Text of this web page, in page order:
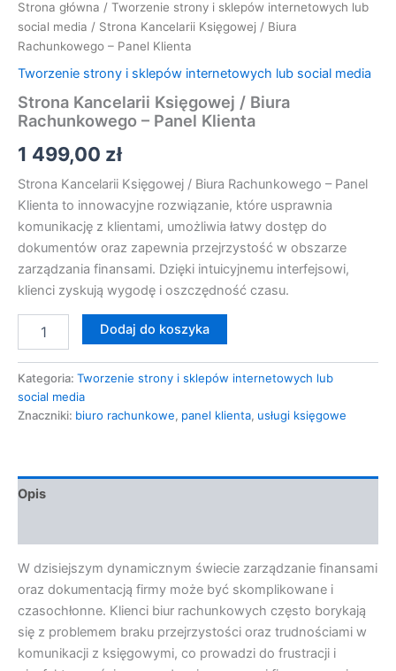
Strona główna / Tworzenie strony i sklepów internetowych lub
social media / Strona Kancelarii Księgowej / Biura
Rachunkowego – Panel Klienta
Tworzenie strony i sklepów internetowych lub social media
Strona Kancelarii Księgowej / Biura
Rachunkowego – Panel Klienta
1 499,00 zł
Strona Kancelarii Księgowej / Biura Rachunkowego – Panel
Klienta to innowacyjne rozwiązanie, które usprawnia
komunikację z klientami, umożliwia łatwy dostęp do
dokumentów oraz zapewnia przejrzystość w obszarze
zarządzania finansami. Dzięki intuicyjnemu interfejsowi,
klienci zyskują wygodę i oszczędność czasu.
Dodaj do koszyka
Kategoria: Tworzenie strony i sklepów internetowych lub
social media
Znaczniki: biuro rachunkowe, panel klienta, usługi księgowe
Opis
W dzisiejszym dynamicznym świecie zarządzanie finansami
oraz dokumentacją firmy może być skomplikowane i
czasochłonne. Klienci biur rachunkowych często borykają
się z problemem braku przejrzystości oraz trudnościami w
komunikacji z księgowymi, co prowadzi do frustracji i